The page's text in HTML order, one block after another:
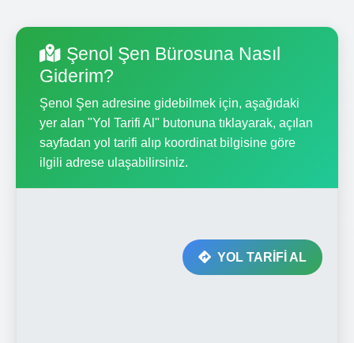
Şenol Şen Bürosuna Nasıl
Giderim?
Şenol Şen adresine gidebilmek için, aşağıdaki
yer alan "Yol Tarifi Al" butonuna tıklayarak, açılan
sayfadan yol tarifi alıp koordinat bilgisine göre
ilgili adrese ulaşabilirsiniz.
YOL TARİFİ AL